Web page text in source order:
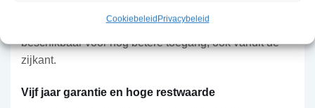
CookiebeleidPrivacybeleid
meter zijn grote vleugeldeuren aan de zijkant
beschikbaar voor nog betere toegang, ook vanuit de
zijkant.
Vijf jaar garantie en hoge restwaarde